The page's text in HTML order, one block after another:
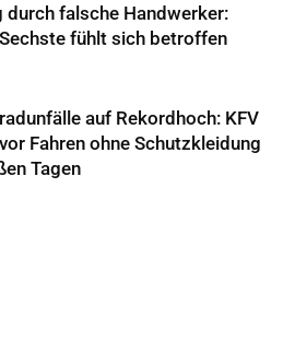
durch falsche Handwerker:
fühlt sich betroffen
auf Rekordhoch: KFV
Fahren ohne Schutzkleidung
Tagen